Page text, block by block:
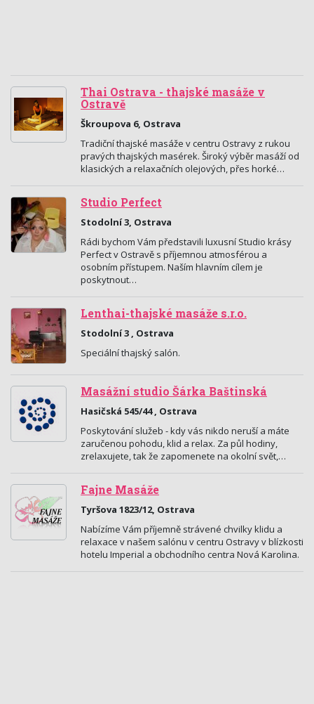
Thai Ostrava - thajské masáže v
Ostravě
Škroupova 6, Ostrava
Tradiční thajské masáže v centru Ostravy z rukou
pravých thajských masérek. Široký výběr masáží od
klasických a relaxačních olejových, přes horké…
Studio Perfect
Stodolní 3, Ostrava
Rádi bychom Vám představili luxusní Studio krásy
Perfect v Ostravě s příjemnou atmosférou a
osobním přístupem. Naším hlavním cílem je
poskytnout…
Lenthai-thajské masáže s.r.o.
Stodolní 3 , Ostrava
Speciální thajský salón.
Masážní studio Šárka Baštinská
Hasičská 545/44 , Ostrava
Poskytování služeb - kdy vás nikdo neruší a máte
zaručenou pohodu, klid a relax. Za půl hodiny,
zrelaxujete, tak že zapomenete na okolní svět,…
Fajne Masáže
Tyršova 1823/12, Ostrava
Nabízíme Vám příjemně strávené chvilky klidu a
relaxace v našem salónu v centru Ostravy v blízkosti
hotelu Imperial a obchodního centra Nová Karolina.